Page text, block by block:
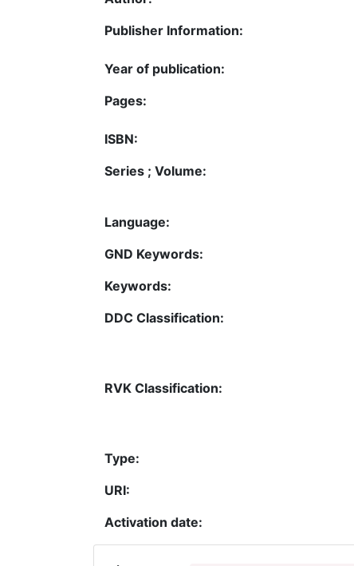
Publisher Information:
Year of publication:
Pages:
ISBN:
Series ; Volume:
Language:
GND Keywords:
Keywords:
DDC Classification:
RVK Classification:
Type:
URI:
Activation date: